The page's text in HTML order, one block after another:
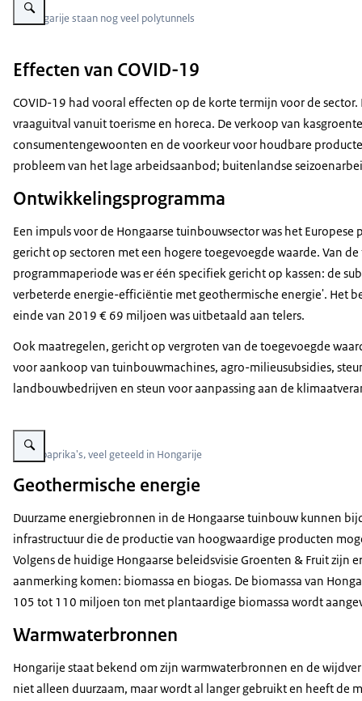
In Hongarije staan nog veel polytunnels
Effecten van COVID-19
COVID-19 had vooral effecten op de korte termijn voor de
vraaguitval vanuit toerisme en horeca. De verkoop van
consumentengewoonten en de voorkeur voor houdbare
probleem van het lage arbeidsaanbod; buitenlandse
Ontwikkelingsprogramma
Een impuls voor de Hongaarse tuinbouwsector was het
gericht op sectoren met een hogere toegevoegde waarde. Van
programmaperiode was er één specifiek gericht op kassen: de
verbeterde energie-efficiëntie met geothermische energie'. Het
einde van 2019 € 69 miljoen was uitbetaald aan telers.
Ook maatregelen, gericht op vergroten van de toegevoegde
voor aankoop van tuinbouwmachines, agro-milieusubsidies,
landbouwbedrijven en steun voor aanpassing aan de
Vergroot afbeelding Witte paprika's
Witte paprika's, veel geteeld in Hongarije
Geothermische energie
Duurzame energiebronnen in de Hongaarse tuinbouw kunnen
infrastructuur die de productie van hoogwaardige producten
Volgens de huidige Hongaarse beleidsvisie Groenten & Fruit
aanmerking komen: biomassa en biogas. De biomassa van
105 tot 110 miljoen ton met plantaardige biomassa wordt
Warmwaterbronnen
Hongarije staat bekend om zijn warmwaterbronnen en de
niet alleen duurzaam, maar wordt al langer gebruikt en heeft de